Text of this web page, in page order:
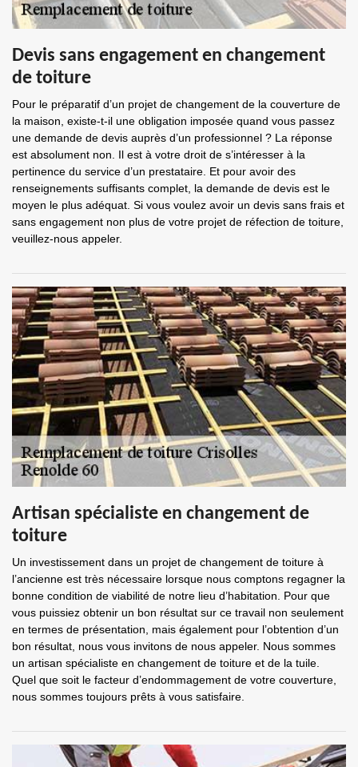
Devis sans engagement en changement
de toiture
Pour le préparatif d’un projet de changement de la couverture de
la maison, existe-t-il une obligation imposée quand vous passez
une demande de devis auprès d’un professionnel ? La réponse
est absolument non. Il est à votre droit de s’intéresser à la
pertinence du service d’un prestataire. Et pour avoir des
renseignements suffisants complet, la demande de devis est le
moyen le plus adéquat. Si vous voulez avoir un devis sans frais et
sans engagement non plus de votre projet de réfection de toiture,
veuillez-nous appeler.
Artisan spécialiste en changement de
toiture
Un investissement dans un projet de changement de toiture à
l’ancienne est très nécessaire lorsque nous comptons regagner la
bonne condition de viabilité de notre lieu d’habitation. Pour que
vous puissiez obtenir un bon résultat sur ce travail non seulement
en termes de présentation, mais également pour l’obtention d’un
bon résultat, nous vous invitons de nous appeler. Nous sommes
un artisan spécialiste en changement de toiture et de la tuile.
Quel que soit le facteur d’endommagement de votre couverture,
nous sommes toujours prêts à vous satisfaire.